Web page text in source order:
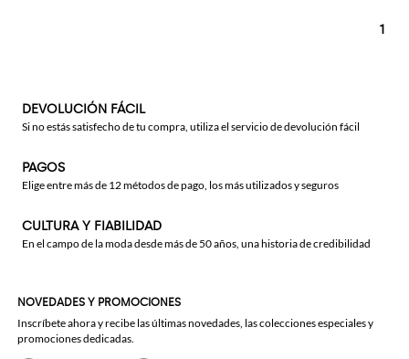
1
DEVOLUCIÓN FÁCIL
Si no estás satisfecho de tu compra, utiliza el servicio de devolución fácil
PAGOS
Elige entre más de 12 métodos de pago, los más utilizados y seguros
CULTURA Y FIABILIDAD
En el campo de la moda desde más de 50 años, una historia de credibilidad
NOVEDADES Y PROMOCIONES
Inscríbete ahora y recibe las últimas novedades, las colecciones especiales y
promociones dedicadas.